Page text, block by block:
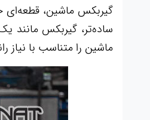
گیربکس ماشین، قطعه‌ای
ساده‌تر، گیربکس مانند
ماشین را متناسب با نیاز